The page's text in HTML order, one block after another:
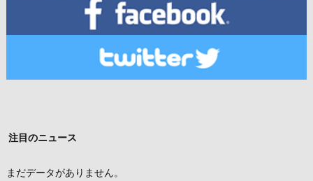
注目のニュース
まだデータがありません。